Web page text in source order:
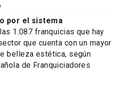
por el sistema
1.087 franquicias que hay
que cuenta con un mayor
belleza estética, según
de Franquiciadores